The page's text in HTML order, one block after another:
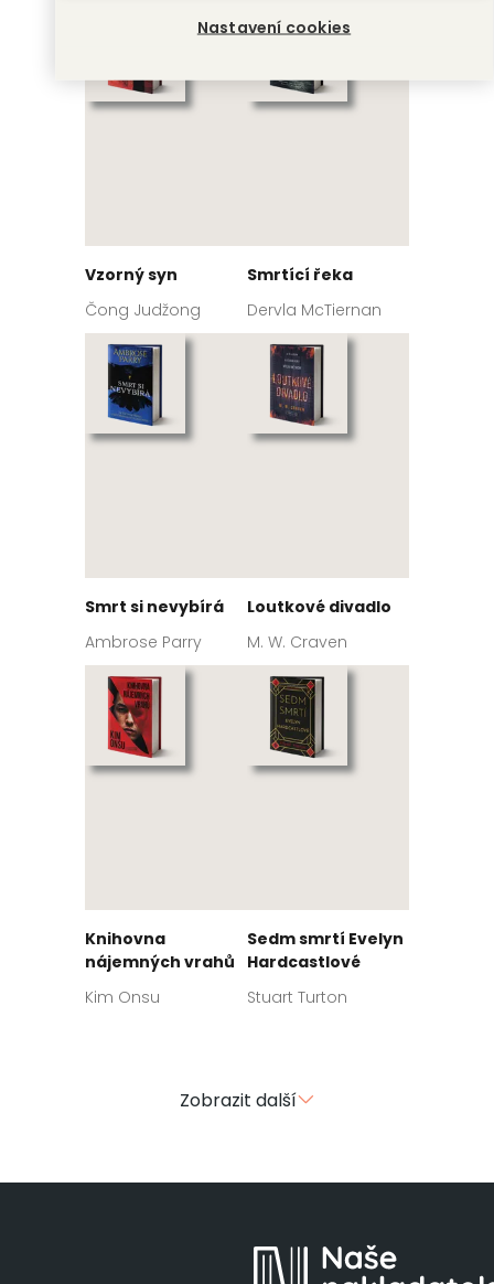
Nastavení cookies
Vzorný syn
Čong Judžong
Smrtící řeka
Dervla McTiernan
Smrt si nevybírá
Ambrose Parry
Loutkové divadlo
M. W. Craven
Knihovna
nájemných vrahů
Kim Onsu
Sedm smrtí Evelyn
Hardcastlové
Stuart Turton
Zobrazit další